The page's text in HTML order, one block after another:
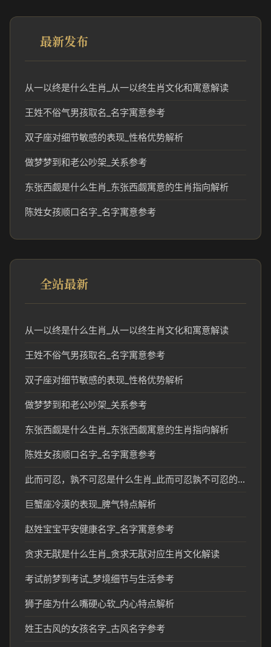
最新发布
从一以终是什么生肖_从一以终生肖文化和寓意解读
王姓不俗气男孩取名_名字寓意参考
双子座对细节敏感的表现_性格优势解析
做梦梦到和老公吵架_关系参考
东张西觑是什么生肖_东张西觑寓意的生肖指向解析
陈姓女孩顺口名字_名字寓意参考
全站最新
从一以终是什么生肖_从一以终生肖文化和寓意解读
王姓不俗气男孩取名_名字寓意参考
双子座对细节敏感的表现_性格优势解析
做梦梦到和老公吵架_关系参考
东张西觑是什么生肖_东张西觑寓意的生肖指向解析
陈姓女孩顺口名字_名字寓意参考
此而可忍，孰不可忍是什么生肖_此而可忍孰不可忍的生肖文化解读
巨蟹座冷漠的表现_脾气特点解析
赵姓宝宝平安健康名字_名字寓意参考
贪求无猒是什么生肖_贪求无猒对应生肖文化解读
考试前梦到考试_梦境细节与生活参考
狮子座为什么嘴硬心软_内心特点解析
姓王古风的女孩名字_古风名字参考